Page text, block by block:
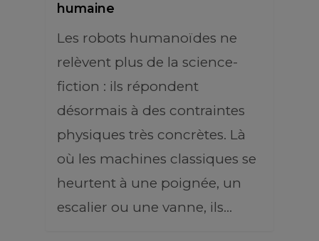
humaine
Les robots humanoïdes ne
relèvent plus de la science-
fiction : ils répondent
désormais à des contraintes
physiques très concrètes. Là
où les machines classiques se
heurtent à une poignée, un
escalier ou une vanne, ils…